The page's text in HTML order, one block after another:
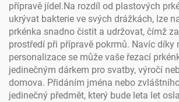
přípravě jídel.Na rozdíl od plastových
ukrývat bakterie ve svých drážkách, lze
prkénka snadno čistit a udržovat, čímž
prostředí při přípravě pokrmů. Navíc díky
personalizace se může vaše řezací
jedinečným dárkem pro svatby, výročí
domova. Přidáním jména nebo
jedinečný předmět, který bude leta let